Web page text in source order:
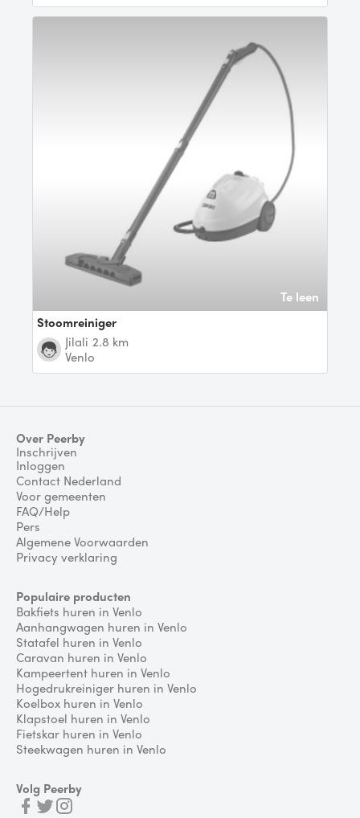
Te leen
Stoomreiniger
Jilali 2.8 km
Venlo
Over Peerby
Inschrijven
Inloggen
Contact Nederland
Voor gemeenten
FAQ/Help
Pers
Algemene Voorwaarden
Privacy verklaring
Populaire producten
Bakfiets huren in Venlo
Aanhangwagen huren in Venlo
Statafel huren in Venlo
Caravan huren in Venlo
Kampeertent huren in Venlo
Hogedrukreiniger huren in Venlo
Koelbox huren in Venlo
Klapstoel huren in Venlo
Fietskar huren in Venlo
Steekwagen huren in Venlo
Volg Peerby